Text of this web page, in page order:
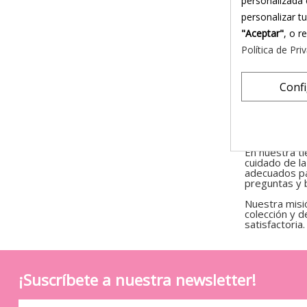
sequedad,
para
En nuestra
zona
productos
Nuestra
naturales
Estos
En nuestra
cuidado de
adecuados
preguntas y
Nuestra
colección y
satisfactoria.
¡Suscríbete a nuestra newsletter!
personalizar
"Aceptar", o
Política de